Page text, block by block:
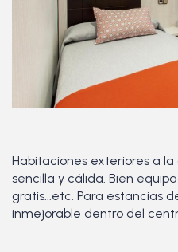
Habitaciones exteriores a
sencilla y cálida. Bien
gratis...etc. Para estancias
inmejorable dentro del